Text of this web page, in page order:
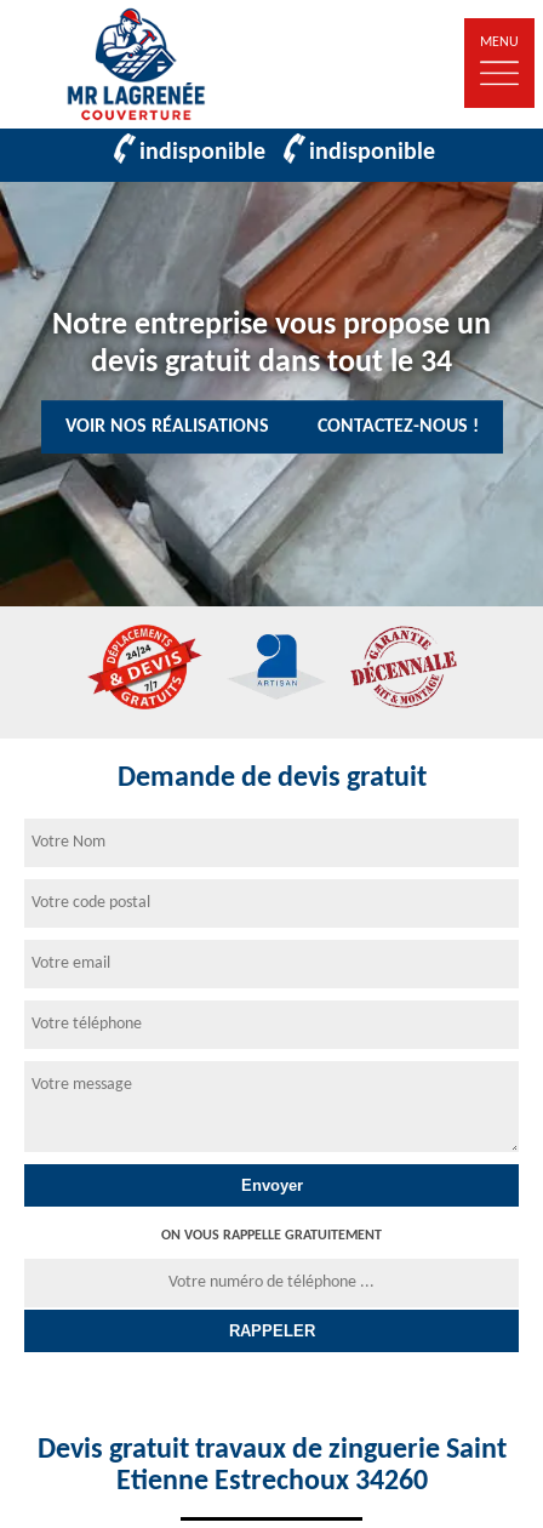
MENU
indisponible indisponible
Notre entreprise vous propose un
devis gratuit dans tout le 34
VOIR NOS RÉALISATIONS CONTACTEZ-NOUS !
Demande de devis gratuit
ON VOUS RAPPELLE GRATUITEMENT
Devis gratuit travaux de zinguerie Saint
Etienne Estrechoux 34260